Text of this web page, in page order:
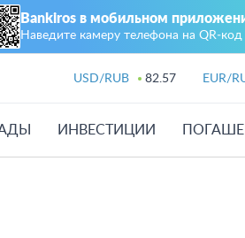
Bankiros в мобильном
Наведите камеру телефона на QR‑код
USD/RUB 82.57 EUR/
ИНВЕСТИЦИИ